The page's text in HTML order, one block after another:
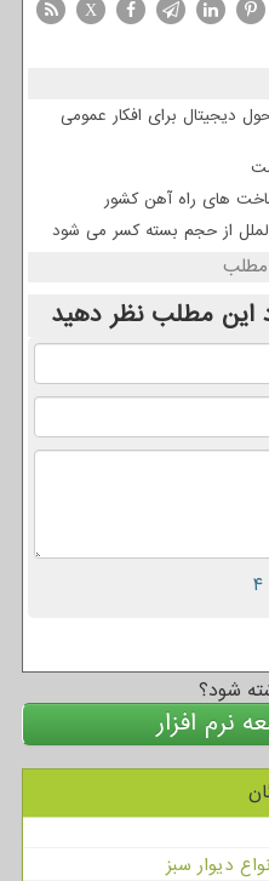
X
دیجیتال برای افکار عمومی
های راه آهن کشور
الملل از حجم بسته کسر می شود
مطلب
این مطلب نظر دهید
شود؟
نرم افزار
دیوار سبز